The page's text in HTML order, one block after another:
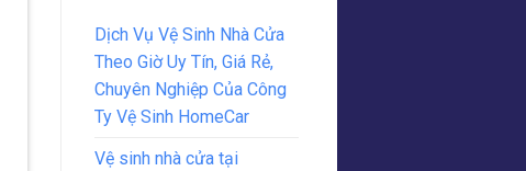
Dịch Vụ Vệ Sinh Nhà Cửa
Theo Giờ Uy Tín, Giá Rẻ,
Chuyên Nghiệp Của Công
Ty Vệ Sinh HomeCar
Vệ sinh nhà cửa tại